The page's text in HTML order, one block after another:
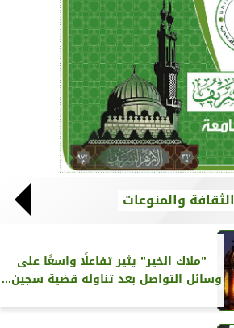
الثقافة والمنوعات
”ملاك الخير” يثير تفاعلًا واسعًا على
وسائل التواصل بعد تناوله قضية سجين...